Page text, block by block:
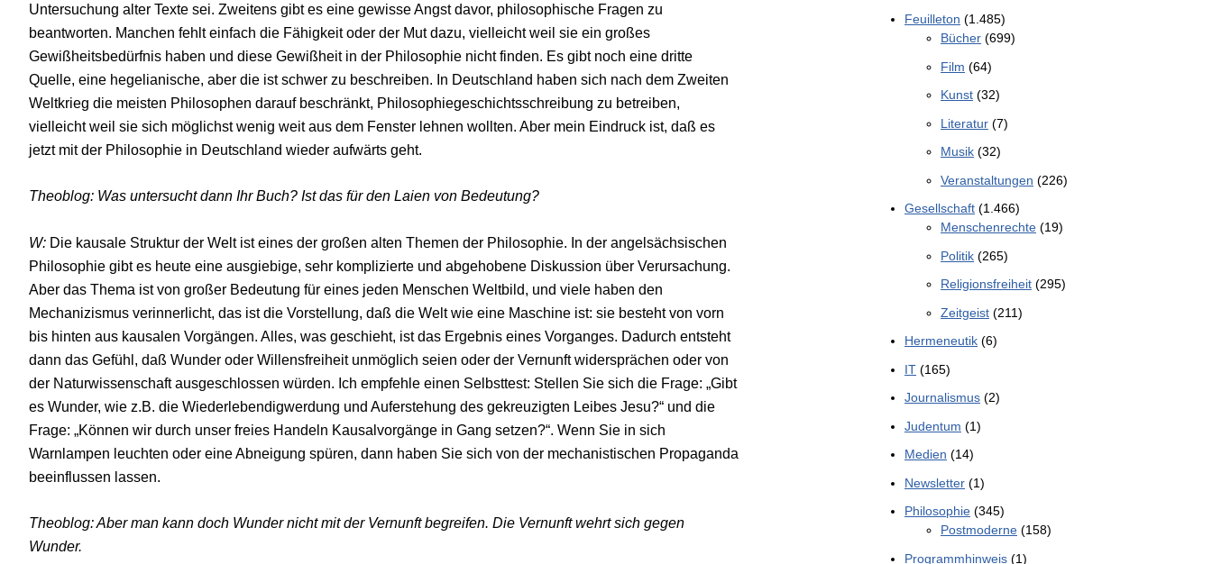
Untersuchung alter Texte sei. Zweitens gibt es eine gewisse Angst davor, philosophische Fragen zu
beantworten. Manchen fehlt einfach die Fähigkeit oder der Mut dazu, vielleicht weil sie ein großes
Gewißheitsbedürfnis haben und diese Gewißheit in der Philosophie nicht finden. Es gibt noch eine dritte
Quelle, eine hegelianische, aber die ist schwer zu beschreiben. In Deutschland haben sich nach dem Zweiten
Weltkrieg die meisten Philosophen darauf beschränkt, Philosophiegeschichtsschreibung zu betreiben,
vielleicht weil sie sich möglichst wenig weit aus dem Fenster lehnen wollten. Aber mein Eindruck ist, daß es
jetzt mit der Philosophie in Deutschland wieder aufwärts geht.
Theoblog: Was untersucht dann Ihr Buch? Ist das für den Laien von Bedeutung?
W: Die kausale Struktur der Welt ist eines der großen alten Themen der Philosophie. In der angelsächsischen
Philosophie gibt es heute eine ausgiebige, sehr komplizierte und abgehobene Diskussion über Verursachung.
Aber das Thema ist von großer Bedeutung für eines jeden Menschen Weltbild, und viele haben den
Mechanizismus verinnerlicht, das ist die Vorstellung, daß die Welt wie eine Maschine ist: sie besteht von vorn
bis hinten aus kausalen Vorgängen. Alles, was geschieht, ist das Ergebnis eines Vorganges. Dadurch entsteht
dann das Gefühl, daß Wunder oder Willensfreiheit unmöglich seien oder der Vernunft widersprächen oder von
der Naturwissenschaft ausgeschlossen würden. Ich empfehle einen Selbsttest: Stellen Sie sich die Frage: „Gibt
es Wunder, wie z.B. die Wiederlebendigwerdung und Auferstehung des gekreuzigten Leibes Jesu?“ und die
Frage: „Können wir durch unser freies Handeln Kausalvorgänge in Gang setzen?“. Wenn Sie in sich
Warnlampen leuchten oder eine Abneigung spüren, dann haben Sie sich von der mechanistischen Propaganda
beeinflussen lassen.
Theoblog: Aber man kann doch Wunder nicht mit der Vernunft begreifen. Die Vernunft wehrt sich gegen
Wunder.
Feuilleton (1.485)
Bücher (699)
Film (64)
Kunst (32)
Literatur (7)
Musik (32)
Veranstaltungen (226)
Gesellschaft (1.466)
Menschenrechte (19)
Politik (265)
Religionsfreiheit (295)
Zeitgeist (211)
Hermeneutik (6)
IT (165)
Journalismus (2)
Judentum (1)
Medien (14)
Newsletter (1)
Philosophie (345)
Postmoderne (158)
Programmhinweis (1)